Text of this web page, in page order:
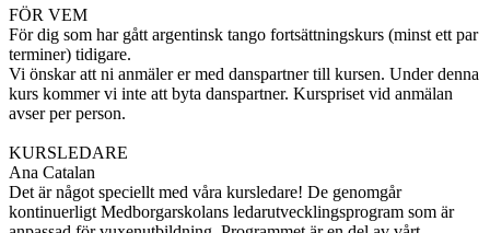
FÖR VEM
För dig som har gått argentinsk tango fortsättningskurs (minst ett par
terminer) tidigare.
Vi önskar att ni anmäler er med danspartner till kursen. Under denna
kurs kommer vi inte att byta danspartner. Kurspriset vid anmälan
avser per person.
KURSLEDARE
Ana Catalan
Det är något speciellt med våra kursledare! De genomgår
kontinuerligt Medborgarskolans ledarutvecklingsprogram som är